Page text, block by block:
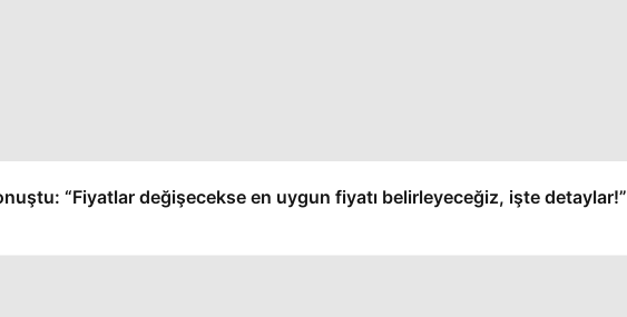
“Fiyatlar değişecekse en uygun fiyatı belirleyeceğiz, işte detaylar!”